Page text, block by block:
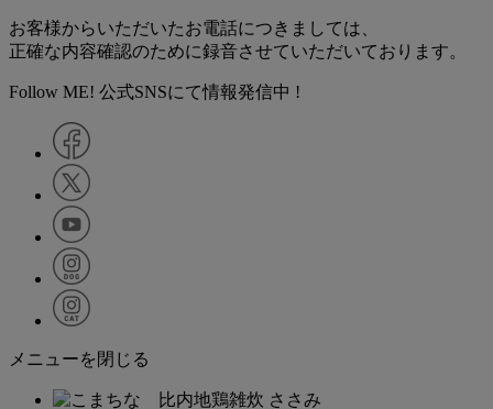
お客様からいただいたお電話につきましては、
正確な内容確認のために録音させていただいております。
Follow ME! 公式SNSにて情報発信中 !
メニューを閉じる